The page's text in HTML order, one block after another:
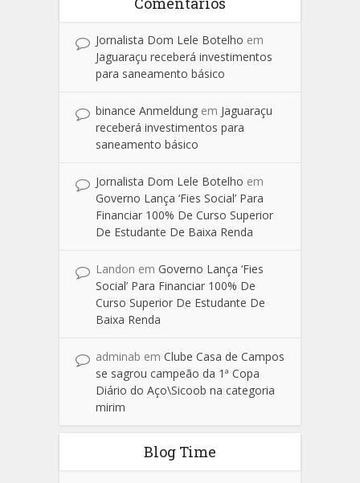
Jornalista Dom Lele Botelho em
Jaguaraçu receberá investimentos
para saneamento básico
binance Anmeldung em Jaguaraçu
receberá investimentos para
saneamento básico
Jornalista Dom Lele Botelho em
Governo Lança ‘Fies Social’ Para
Financiar 100% De Curso Superior
De Estudante De Baixa Renda
Landon em Governo Lança ‘Fies
Social’ Para Financiar 100% De
Curso Superior De Estudante De
Baixa Renda
adminab em Clube Casa de Campos
se sagrou campeão da 1ª Copa
Diário do Aço\Sicoob na categoria
mirim
Blog Time